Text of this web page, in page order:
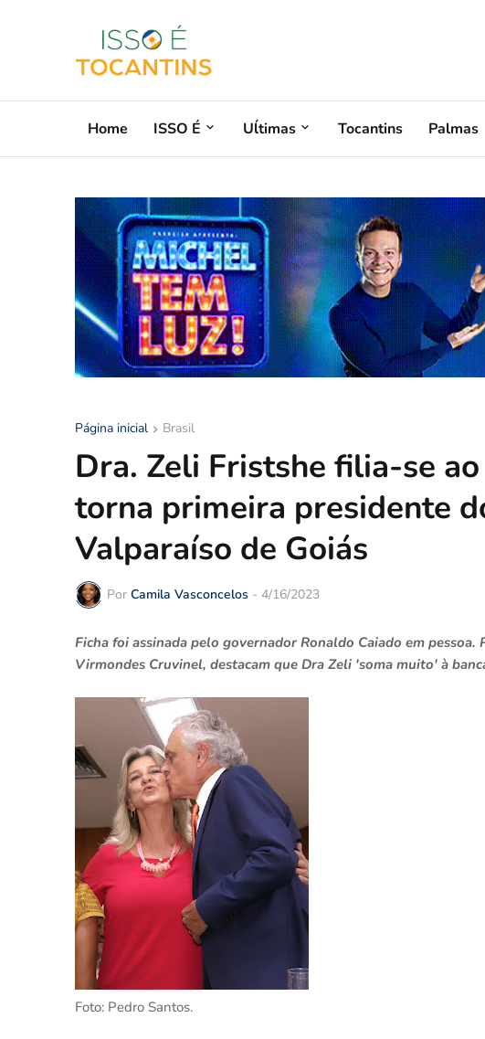
Home ISSO É Uĺtimas Tocantins Palmas
Página inicial Brasil
Dra. Zeli Fristshe filia-se
torna primeira presidente
Valparaíso de Goiás
Por Camila Vasconcelos - 4/16/2023
Ficha foi assinada pelo governador Ronaldo Caiado em
Virmondes Cruvinel, destacam que Dra Zeli 'soma muito' à
Foto: Pedro Santos.